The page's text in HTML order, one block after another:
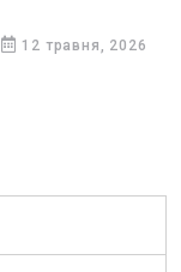
12 травня, 2026